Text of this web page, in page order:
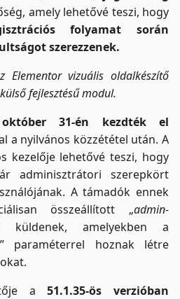
amely lehetővé teszi, hogy
folyamat során
szerezzenek.
Elementor vizuális oldalkészítő
fejlesztésű modul.
október 31-én kezdték el
a nyilvános közzététel után. A
kezelője lehetővé teszi, hogy
adminisztrátori szerepkört
A támadók ennek
összeállított „admin-
küldenek, amelyekben a
” paraméterrel hoznak létre
a51.1.35-ös verzióban